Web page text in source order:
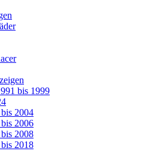
bis 1999
2004
2006
2008
2018